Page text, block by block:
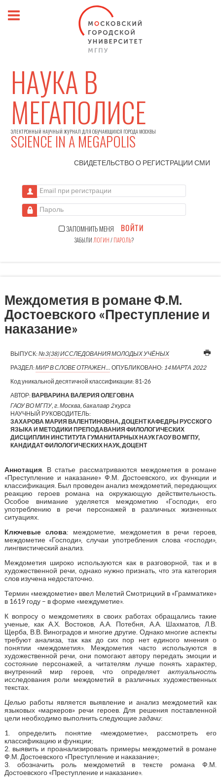
НАУКА В
МЕГАПОЛИСЕ
ЭЛЕКТРОННЫЙ НАУЧНЫЙ ЖУРНАЛ ДЛЯ ОБУЧАЮЩИХСЯ ГОРОДА МОСКВЫ
SCIENCE IN A MEGAPOLIS
СВИДЕТЕЛЬСТВО О РЕГИСТРАЦИИСМИ
Email при регистрации
Пароль
ЗАПОМНИТЬ МЕНЯ ВОЙТИ
ЗАБЫЛИ ЛОГИН/ПАРОЛЬ?
Междометия в романе Ф.М.
Достоевского «Преступление и
наказание»
ВЫПУСК:№3(38) ИССЛЕДОВАНИЯ МОЛОДЫХ УЧЁНЫХ
РАЗДЕЛ:МИР В СЛОВЕ ОТРАЖЕН… ОПУБЛИКОВАНО: 14 МАРТА 2022
Код уникальной десятичной классификации:81-26
АВТОР:ВАРВАРИНА ВАЛЕРИЯ ОЛЕГОВНА
ГАОУ ВО МГПУ, г. Москва, бакалавр 2 курса
НАУЧНЫЙ РУКОВОДИТЕЛЬ:
ЗАХАРОВА МАРИЯ ВАЛЕНТИНОВНА, ДОЦЕНТ КАФЕДРЫ РУССКОГО
ЯЗЫКА И МЕТОДИКИ ПРЕПОДАВАНИЯ ФИЛОЛОГИЧЕСКИХ
ДИСЦИПЛИН ИНСТИТУТА ГУМАНИТАРНЫХ НАУК ГАОУ ВО МГПУ,
КАНДИДАТ ФИЛОЛОГИЧЕСКИХ НАУК, ДОЦЕНТ
Аннотация. В статье рассматриваются междометия в романе
«Преступление и наказание» Ф.М. Достоевского, их функции и
классификация. Был проведен анализ междометий, передающих
реакцию героев романа на окружающую действительность.
Особое внимание уделяется междометию «Господи», его
употреблению в речи персонажей в различных жизненных
ситуациях.
Ключевые слова: междометие, междометия в речи героев,
междометие «Господи», случаи употребления слова «господи»,
лингвистический анализ.
Междометия широко используются как в разговорной, так и в
художественной речи, однако нужно признать, что эта категория
слов изучена недостаточно.
Термин «междометие» ввел Мелетий Смотрицкий в «Грамматике»
в 1619 году – в форме «междуметие».
К вопросу о междометиях в своих работах обращались такие
ученые, как А.Х. Востоков, А.А. Потебня, А.А. Шахматов, Л.В.
Щерба, В.В. Виноградов и многие другие. Однако многие аспекты
требуют анализа, так как до сих пор нет единого мнения о
понятии «междометия». Междометия часто используются в
художественной речи, они помогают автору передать эмоции и
состояние персонажей, а читателям лучше понять характер,
внутренний мир героев, что определяетактуальность
исследования роли междометий в различных художественных
текстах.
Целью работы является выявление и анализ междометий как
языковых «маркеров» речи героев. Для решения поставленной
цели необходимо выполнить следующиезадачи:
1. определить понятие «междометие», рассмотреть его
классификацию и функции;
2. выявить и проанализировать примеры междометий в романе
Ф.М. Достоевского «Преступление и наказание»;
3. обозначить роль междометий в тексте романа Ф.М.
Достоевского «Преступление и наказание».